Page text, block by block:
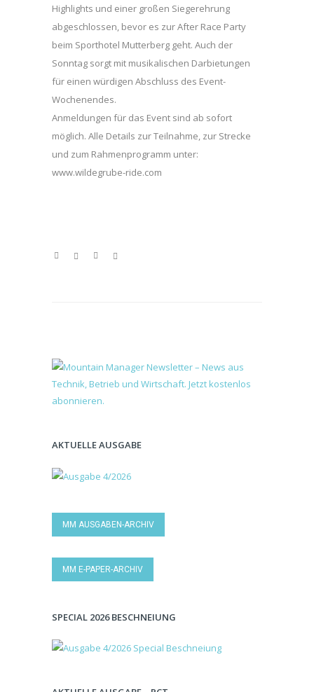
Highlights und einer großen Siegerehrung
abgeschlossen, bevor es zur After Race Party
beim Sporthotel Mutterberg geht. Auch der
Sonntag sorgt mit musikalischen Darbietungen
für einen würdigen Abschluss des Event-
Wochenendes.
Anmeldungen für das Event sind ab sofort
möglich. Alle Details zur Teilnahme, zur Strecke
und zum Rahmenprogramm unter:
www.wildegrube-ride.com
AKTUELLE AUSGABE
MM AUSGABEN-ARCHIV
MM E-PAPER-ARCHIV
SPECIAL 2026 BESCHNEIUNG